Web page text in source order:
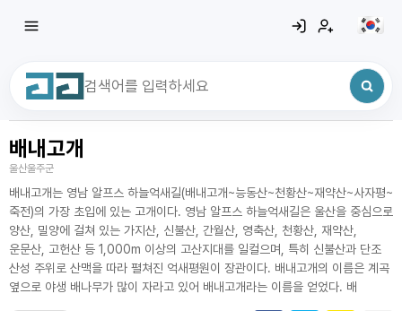
최근 검색어
배내고개
울산울주군
배내고개는 영남 알프스 하늘억새길(배내고개~능동산~천황산~재약산~사자평~
죽전)의 가장 초입에 있는 고개이다. 영남 알프스 하늘억새길은 울산을 중심으로
양산, 밀양에 걸쳐 있는 가지산, 신불산, 간월산, 영축산, 천황산, 재약산,
운문산, 고헌산 등 1,000m 이상의 고산지대를 일컬으며, 특히 신불산과 단조
산성 주위로 산맥을 따라 펼쳐진 억새평원이 장관이다. 배내고개의 이름은 계곡
옆으로 야생 배나무가 많이 자라고 있어 배내고개라는 이름을 얻었다. 배